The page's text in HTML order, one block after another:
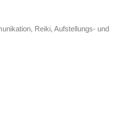
Reiki, Aufstellungs- und